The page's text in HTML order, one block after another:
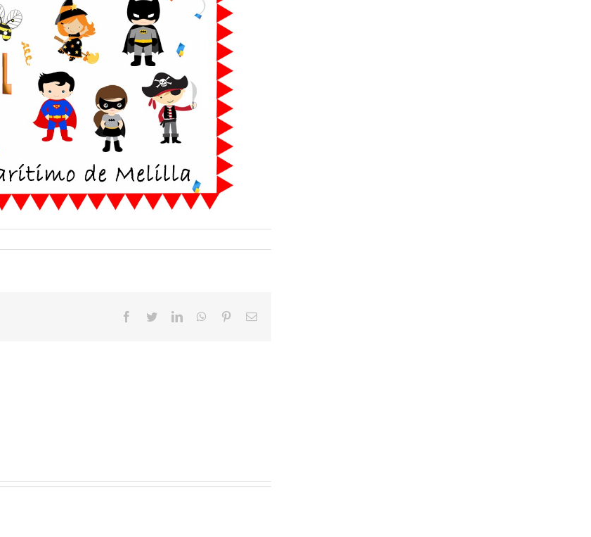
Facebook
TwitterLinkedInWhatsApp
PinterestCorreo